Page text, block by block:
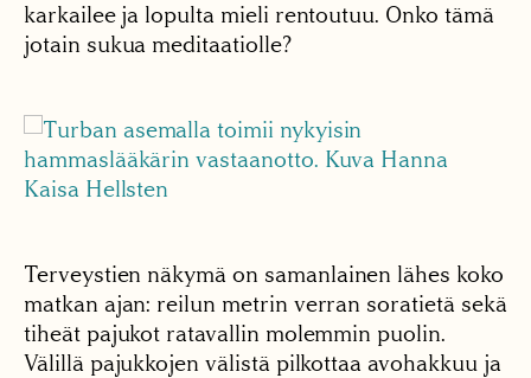
karkailee ja lopulta mieli rentoutuu. Onko tämä
jotain sukua meditaatiolle?
Terveystien näkymä on samanlainen lähes koko
matkan ajan: reilun metrin verran soratietä sekä
tiheät pajukot ratavallin molemmin puolin.
Välillä pajukkojen välistä pilkottaa avohakkuu ja